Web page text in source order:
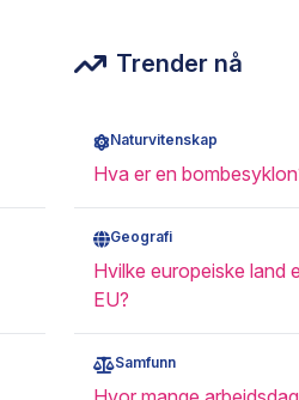
Trender nå
Naturvitenskap
Hva er en
Geografi
Hvilke europeiske land
EU?
Samfunn